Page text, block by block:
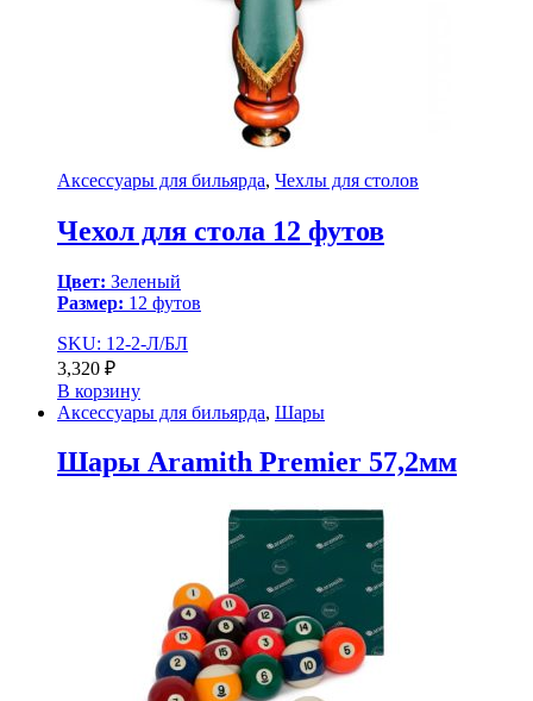
Аксессуары для бильярда, Чехлы для столов
Чехол для стола 12 футов
Цвет: Зеленый
Размер: 12 футов
SKU: 12-2-Л/БЛ
3,320 ₽
В корзину
Аксессуары для бильярда, Шары
Шары Aramith Premier 57,2мм